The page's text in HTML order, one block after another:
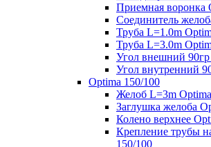
Приемная воронка
Соединитель
Труба L=1.0m
Труба L=3.0m
Угол внешний
Угол внутренний
Optima 150/100
Желоб L=3m
Заглушка желоба
Колено верхнее
Крепление трубы
150/100